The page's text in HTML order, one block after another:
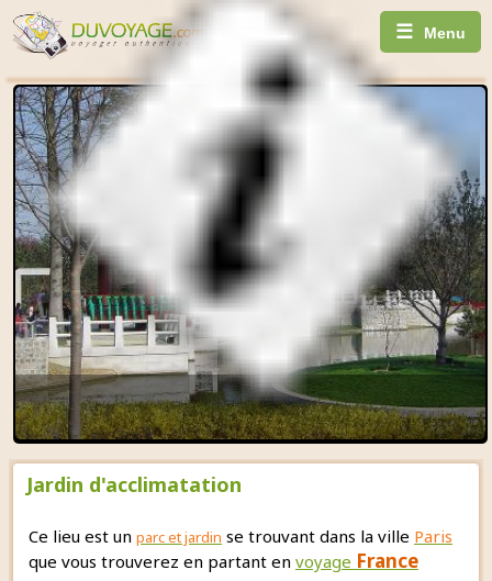
☰ Menu
Jardin d'acclimatation
Ce lieu est un parc et jardin se trouvant dans la ville Paris
que vous trouverez en partant en voyage France